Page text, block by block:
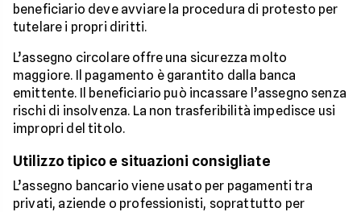
beneficiario deve avviare la procedura di protesto per
tutelare i propri diritti.
L’assegno circolare offre una sicurezza molto
maggiore. Il pagamento è garantito dalla banca
emittente. Il beneficiario può incassare l’assegno senza
rischi di insolvenza. La non trasferibilità impedisce usi
impropri del titolo.
Utilizzo tipico e situazioni consigliate
L’assegno bancario viene usato per pagamenti tra
privati, aziende o professionisti, soprattutto per